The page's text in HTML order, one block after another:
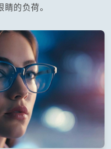
的负荷。